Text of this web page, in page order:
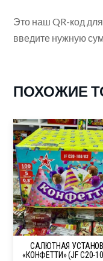
Это наш QR-код
введите нужную
ПОХОЖИЕ
САЛЮТНАЯ
«КОНФЕТТИ» (JF C20-